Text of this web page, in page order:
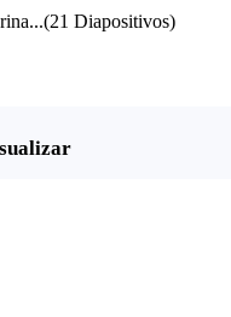
Diapositivos)